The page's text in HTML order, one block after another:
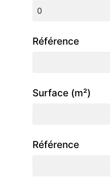
Référence
Surface (m²)
Référence